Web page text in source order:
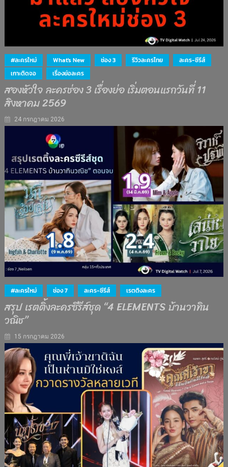
#ละครใหม่ What's New ช่อง 3 รีวิวละครไทย
ละคร-ซีรีส์
เกาะติดจอ
เรื่องย่อละคร
สองหัวใจ ละครช่อง 3 เรื่องย่อ เริ่มตอนแรกวันที่ 11
สิงหาคม 2569
24 กรกฎาคม 2026
#ละครใหม่ ช่อง 7 ละคร-ซีรีส์ เรตติงละคร
สรุป เรตติ้งละครซีรีส์ชุด “4 ELEMENTS บ้านวาทิน
วณิช”
15 กรกฎาคม 2026